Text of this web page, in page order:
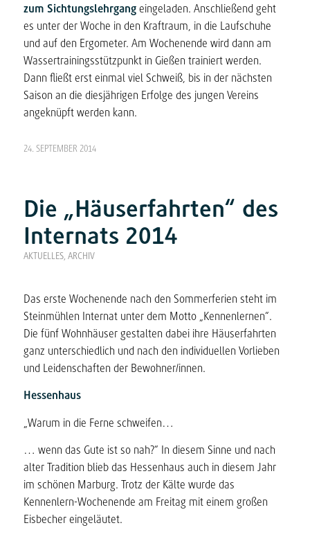
zum Sichtungslehrgangeingeladen. Anschließend geht
es unter der Woche in den Kraftraum, in die Laufschuhe
und auf den Ergometer. Am Wochenende wird dann am
Wassertrainingsstützpunkt in Gießen trainiert werden.
Dann fließt erst einmal viel Schweiß, bis in der nächsten
Saison an die diesjährigen Erfolge des jungen Vereins
angeknüpft werden kann.
24. SEPTEMBER 2014
Die „Häuserfahrten“ des
Internats 2014
AKTUELLES, ARCHIV
Das erste Wochenende nach den Sommerferien steht im
Steinmühlen Internat unter dem Motto „Kennenlernen“.
Die fünf Wohnhäuser gestalten dabei ihre Häuserfahrten
ganz unterschiedlich und nach den individuellen Vorlieben
und Leidenschaften der Bewohner/innen.
Hessenhaus
„Warum in die Ferne schweifen…
… wenn das Gute ist so nah?“ In diesem Sinne und nach
alter Tradition blieb das Hessenhaus auch in diesem Jahr
im schönen Marburg. Trotz der Kälte wurde das
Kennenlern-Wochenende am Freitag mit einem großen
Eisbecher eingeläutet.